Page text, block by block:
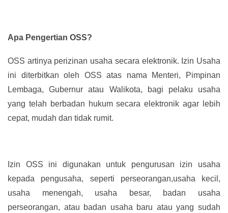
Apa Pengertian OSS?
OSS artinya perizinan usaha secara elektronik. Izin Usaha
ini diterbitkan oleh OSS atas nama Menteri, Pimpinan
Lembaga, Gubernur atau Walikota, bagi pelaku usaha
yang telah berbadan hukum secara elektronik agar lebih
cepat, mudah dan tidak rumit.
Izin OSS ini digunakan untuk pengurusan izin usaha
kepada pengusaha, seperti perseorangan,usaha kecil,
usaha menengah, usaha besar, badan usaha
perseorangan, atau badan usaha baru atau yang sudah